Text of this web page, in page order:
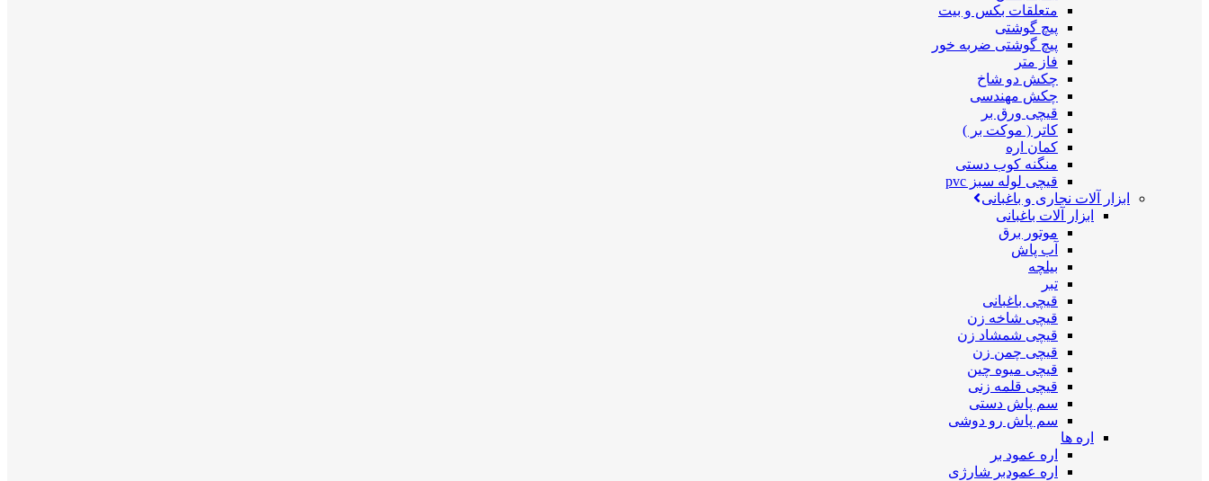
متعلقات بکس و بیت
پیچ گوشتی
پیچ گوشتی ضربه خور
فاز متر
چکش دو شاخ
چکش مهندسی
قیچی ورق بر
کاتر ( موکت بر )
کمان اره
منگنه کوب دستی
قیچی لوله سبز pvc
ابزار آلات نجاری و باغبانی
ابزار آلات باغبانی
موتور برق
آب پاش
بیلچه
تبر
قیچی باغبانی
قیچی شاخه زن
قیچی شمشاد زن
قیچی چمن زن
قیچی میوه چین
قیچی قلمه زنی
سم پاش دستی
سم پاش رو دوشی
اره ها
اره عمود بر
اره عمودبر شارژی